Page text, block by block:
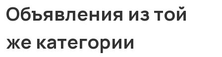
Объявления из той
же категории